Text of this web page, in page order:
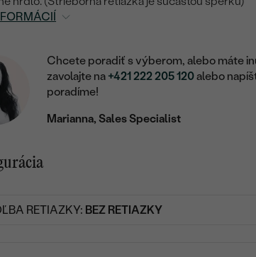
Chcete poradiť s výberom, alebo máte
zavolajte na +421 222 205 120alebo
poradíme!
Marianna, Sales Specialist
RETIAZKY: BEZ RETIAZKY